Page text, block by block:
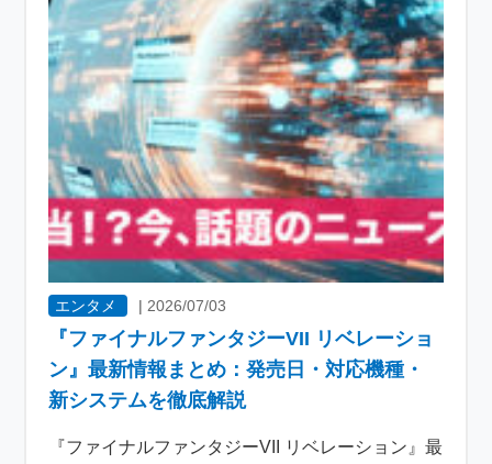
エンタメ | 2026/07/03
『ファイナルファンタジーVII リベレーショ
ン』最新情報まとめ：発売日・対応機種・
新システムを徹底解説
『ファイナルファンタジーVII リベレーション』最